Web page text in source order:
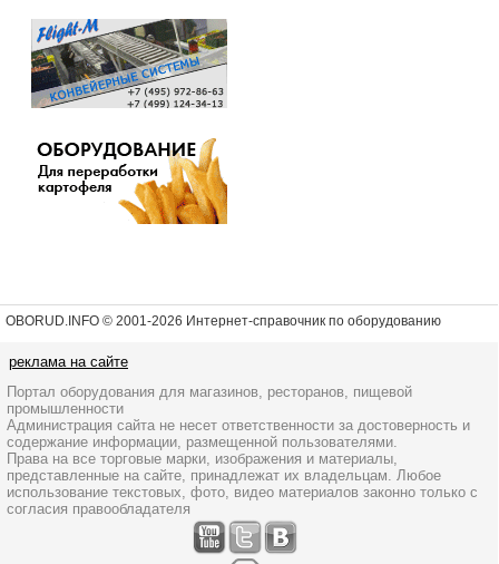
OBORUD.INFO © 2001-2026 Интернет-справочник по оборудованию
реклама на сайте
Портал оборудования для магазинов, ресторанов, пищевой
промышленности
Администрация сайта не несет ответственности за достоверность и
содержание информации, размещенной пользователями.
Права на все торговые марки, изображения и материалы,
представленные на сайте, принадлежат их владельцам. Любое
использование текстовых, фото, видео материалов законно только с
согласия правообладателя